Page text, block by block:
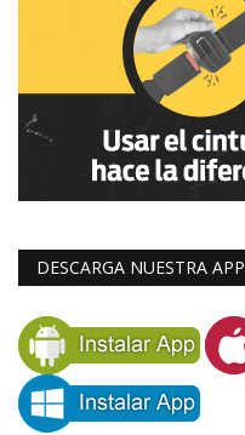
DESCARGA NUESTRA APP